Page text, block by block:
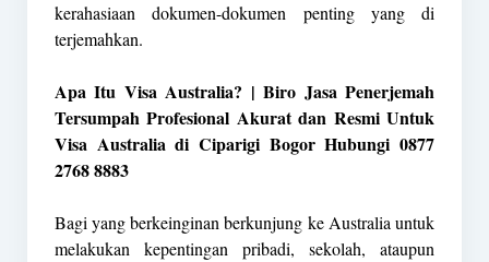
kerahasiaan dokumen-dokumen penting yang di
terjemahkan.
Apa Itu Visa Australia? | Biro Jasa Penerjemah
Tersumpah Profesional Akurat dan Resmi Untuk
Visa Australia di Ciparigi Bogor Hubungi 0877
2768 8883
Bagi yang berkeinginan berkunjung ke Australia untuk
melakukan kepentingan pribadi, sekolah, ataupun